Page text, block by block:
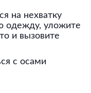
на нехватку
одежду, уложите
и вызовите